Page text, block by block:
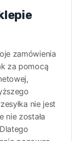
zamówienia
za pomocą
nie jest
nie została